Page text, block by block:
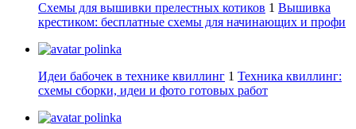
Схемы для вышивки прелестных котиков 1 Вышивка
крестиком: бесплатные схемы для начинающих и профи
polinka
Идеи бабочек в технике квиллинг 1 Техника квиллинг:
схемы сборки, идеи и фото готовых работ
polinka